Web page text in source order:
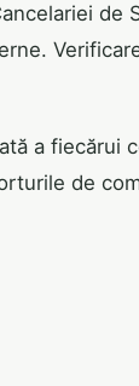
a fiecărui
de